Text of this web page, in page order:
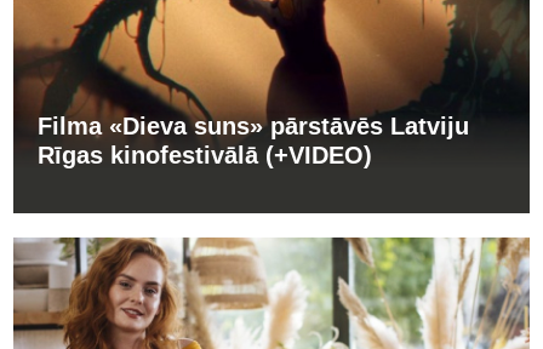
Filma «Dieva suns» pārstāvēs Latviju
Rīgas kinofestivālā (+VIDEO)